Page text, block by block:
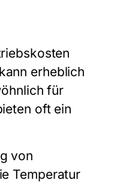
erheblich
für
oft ein
von
Temperatur